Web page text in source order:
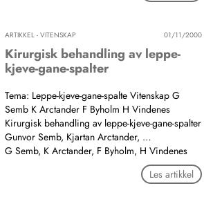
ARTIKKEL - VITENSKAP 01/11/2000
Kirurgisk behandling av leppe-
kjeve-gane-spalter
Tema: Leppe-kjeve-gane-spalte Vitenskap G
Semb K Arctander F Byholm H Vindenes
Kirurgisk behandling av leppe-kjeve-gane-spalter
Gunvor Semb, Kjartan Arctander, …
G Semb, K Arctander, F Byholm, H Vindenes
Les artikkel